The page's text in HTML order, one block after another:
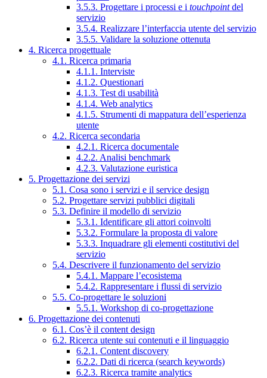
3.5.3. Progettare i processi e i touchpointdel
servizio
3.5.4. Realizzare l’interfaccia utente del servizio
3.5.5. Validare la soluzione ottenuta
4. Ricerca progettuale
4.1. Ricerca primaria
4.1.1. Interviste
4.1.2. Questionari
4.1.3. Test di usabilità
4.1.4. Web analytics
4.1.5. Strumenti di mappatura dell’esperienza
utente
4.2. Ricerca secondaria
4.2.1. Ricerca documentale
4.2.2. Analisi benchmark
4.2.3. Valutazione euristica
5. Progettazione dei servizi
5.1. Cosa sono i servizi e il service design
5.2. Progettare servizi pubblici digitali
5.3. Definire il modello di servizio
5.3.1. Identificare gli attori coinvolti
5.3.2. Formulare la proposta di valore
5.3.3. Inquadrare gli elementi costitutivi del
servizio
5.4. Descrivere il funzionamento del servizio
5.4.1. Mappare l’ecosistema
5.4.2. Rappresentare i flussi di servizio
5.5. Co-progettare le soluzioni
5.5.1. Workshop di co-progettazione
6. Progettazione dei contenuti
6.1. Cos’è il content design
6.2. Ricerca utente sui contenuti e il linguaggio
6.2.1. Content discovery
6.2.2. Dati di ricerca (search keywords)
6.2.3. Ricerca tramite analytics